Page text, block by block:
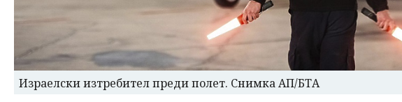
Израелски изтребител преди полет. Снимка АП/БТА